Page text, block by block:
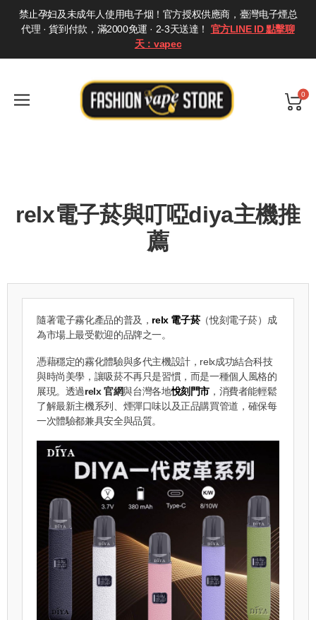
禁止孕妇及未成年人使用电子烟！官方授权供應商，臺灣电子煙总
代理 · 貨到付款，滿2000免運 · 2-3天送達！ 官方LINE ID 點擊聊
天：vapec
0
relx電子菸與叮啞diya主機推
薦
隨著電子霧化產品的普及， relx 電子菸（悅刻電子菸）成
為市場上最受歡迎的品牌之一。
憑藉穩定的霧化體驗與多代主機設計，relx成功結合科技
與時尚美學，讓吸菸不再只是習慣，而是一種個人風格的
展現。透過relx 官網與台灣各地悅刻門市，消費者能輕鬆
了解最新主機系列、煙彈口味以及正品購買管道，確保每
一次體驗都兼具安全與品質。